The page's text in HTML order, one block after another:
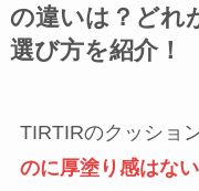
の違いは？どれ
選び方を紹介！
TIRTIRのクッショ
のに厚塗り感はない